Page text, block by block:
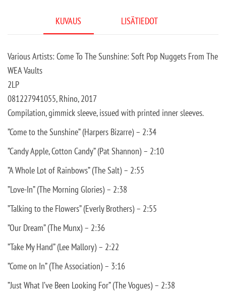
KUVAUS LISÄTIEDOT
Various Artists: Come To The Sunshine: Soft Pop Nuggets From The
WEA Vaults
2LP
081227941055, Rhino, 2017
Compilation, gimmick sleeve, issued with printed inner sleeves.
”Come to the Sunshine” (Harpers Bizarre) – 2:34
”Candy Apple, Cotton Candy” (Pat Shannon) – 2:10
”A Whole Lot of Rainbows” (The Salt) – 2:55
”Love-In” (The Morning Glories) – 2:38
”Talking to the Flowers” (Everly Brothers) – 2:55
”Our Dream” (The Munx) – 2:36
”Take My Hand” (Lee Mallory) – 2:22
”Come on In” (The Association) – 3:16
”Just What I’ve Been Looking For” (The Vogues) – 2:38